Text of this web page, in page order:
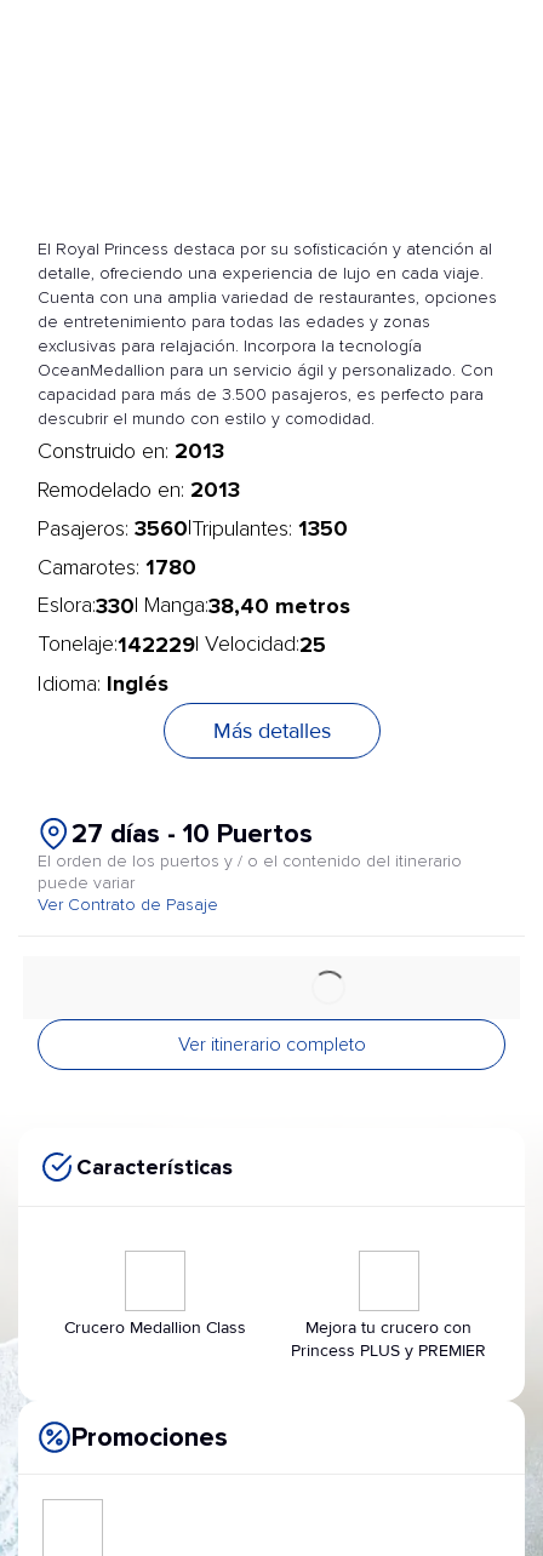
El Royal Princess destaca por su sofisticación y atención al
detalle, ofreciendo una experiencia de lujo en cada viaje.
Cuenta con una amplia variedad de restaurantes, opciones
de entretenimiento para todas las edades y zonas
exclusivas para relajación. Incorpora la tecnología
OceanMedallion para un servicio ágil y personalizado. Con
capacidad para más de 3.500 pasajeros, es perfecto para
descubrir el mundo con estilo y comodidad.
Construido en: 2013
Remodelado en: 2013
Pasajeros: 3560 Tripulantes: 1350
Camarotes: 1780
Eslora:330 | Manga:38,40 metros
Tonelaje:142229 | Velocidad:25
Idioma: Inglés
Más detalles
27 días - 10 Puertos
El orden de los puertos y / o el contenido del itinerario
puede variar
Ver Contrato de Pasaje
Ver itinerario completo
Características
Crucero Medallion Class
Mejora tu crucero con
Princess PLUS y PREMIER
Promociones